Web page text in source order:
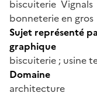
biscuiterie
bonneterie en gros
Sujet représenté
graphique
biscuiterie ; usine
Domaine
architecture